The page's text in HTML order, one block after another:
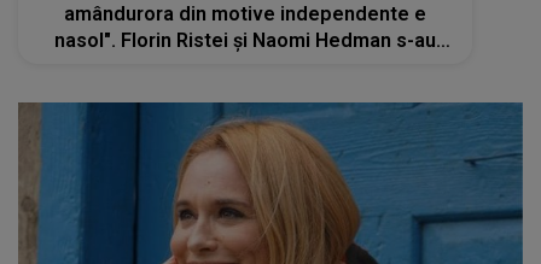
amândurora din motive independente e
nasol". Florin Ristei și Naomi Hedman s-au